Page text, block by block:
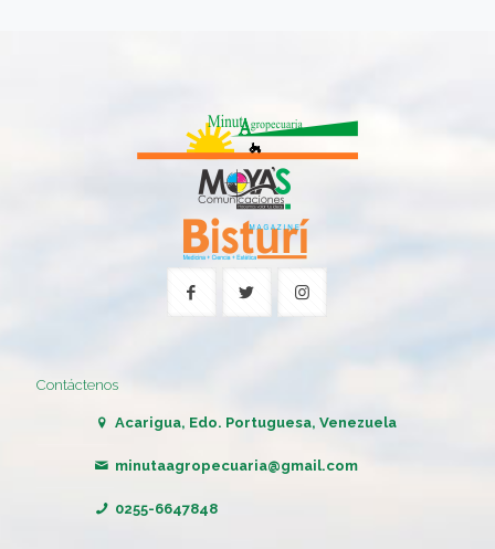
Contáctenos
Acarigua, Edo. Portuguesa, Venezuela
minutaagropecuaria@gmail.com
0255-6647848